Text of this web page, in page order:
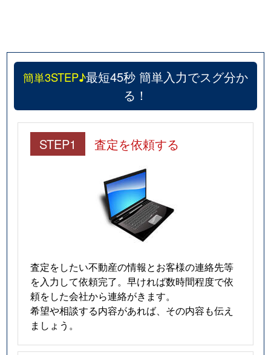
簡単3STEP♪最短45秒 簡単入力でスグ分か
る！
STEP1 査定を依頼する
査定をしたい不動産の情報とお客様の連絡先等
を入力して依頼完了。早ければ数時間程度で依
頼をした会社から連絡がきます。
希望や相談する内容があれば、その内容も伝え
ましょう。